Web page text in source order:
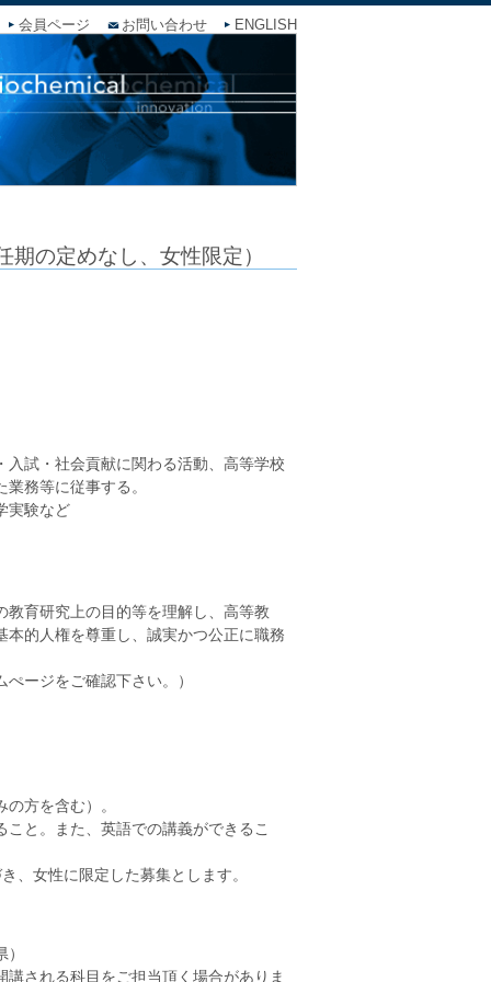
会員ページ お問い合わせ ENGLISH
の定めなし、女性限定）
試・社会貢献に関わる活動、高等学校
務等に従事する。
実験など
育研究上の目的等を理解し、高等教
的人権を尊重し、誠実かつ公正に職務
ージをご確認下さい。）
方を含む）。
と。また、英語での講義ができるこ
、女性に限定した募集とします。
される科目をご担当頂く場合がありま